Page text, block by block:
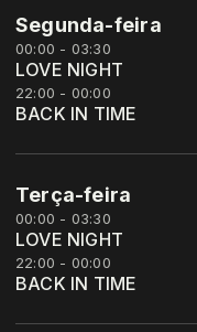
Segunda-feira
00:00 - 03:30
LOVE NIGHT
22:00 - 00:00
BACK IN TIME
Terça-feira
00:00 - 03:30
LOVE NIGHT
22:00 - 00:00
BACK IN TIME